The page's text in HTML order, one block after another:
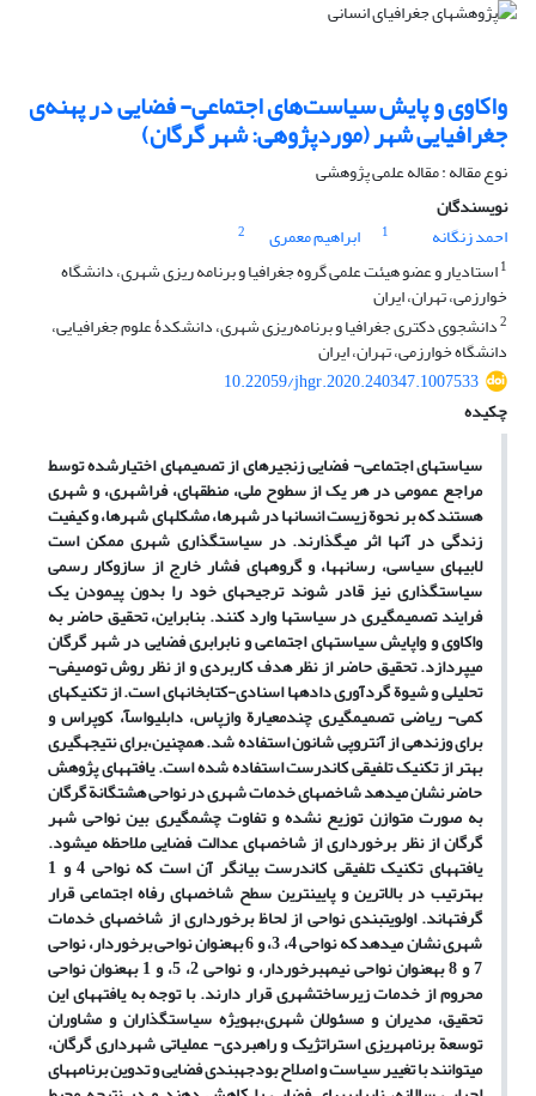
واکاوی و پایش سیاست‌های اجتماعی- فضایی در پهنه‌ی
جغرافیایی شهر (موردپژوهی: شهر گرگان)
نوع مقاله : مقاله علمی پژوهشی
نویسندگان
احمد زنگانه
1 ابراهیم معمری
2
1استادیار و عضو هیئت ‏علمی گروه جغرافیا و برنامه ‏ریزی شهری، دانشگاه
خوارزمی، تهران، ایران
2دانشجوی دکتری جغرافیا و برنامه‌ریزی شهری، دانشکدۀ علوم جغرافیایی،
دانشگاه خوارزمی، تهران، ایران
10.22059/jhgr.2020.240347.1007533
چکیده
سیاست‏های اجتماعی- فضایی زنجیره‏ای از تصمیم‏های اختیارشده توسط
مراجع عمومی در هر یک از سطوح ملی، منطقه‏ای، فراشهری،و شهری
هستند که بر نحوةزیست انسان‏ها در شهرها، مشکل‏های شهرها،و کیفیت
زندگی در آنها اثر می‏گذارند. در سیاستگذاری شهری ممکن است
لابی‏های سیاسی، رسانه‏ها،و گروه‏های فشار خارج از سازوکار رسمی
سیاست‏گذاری نیز قادر شوند ترجیح‏های خود را بدون پیمودن یک
فرایند تصمیم‏گیری در سیاست‏ها وارد کنند.بنابراین،تحقیق حاضر به
واکاوی و واپایش سیاست‏های اجتماعی و نابرابری فضایی در شهر گرگان
می‏پردازد.تحقیقحاضرازنظر هدف کاربردیو از نظر روشتوصیفی-
تحلیلی و شیوةگردآوری داده‏ها اسنادی-کتابخانه‏ای است. از تکنیک‏های
کمی- ریاضی تصمیم‏گیری چندمعیارةوازپاس، دابلیو‏اس‏آ، کوپراس و
برایوزندهی از آنتروپی شانون استفادهشد.همچنین،براینتیجه‏گیری
بهتر از تکنیک تلفیقی کاندرست استفاده شده است.یافته‏های پژوهش
حاضر نشان می‏دهد شاخص‏های خدمات شهری در نواحی هشتگانةگرگان
به صورت متوازن توزیع نشده و تفاوت چشمگیری بین نواحی شهر
گرگان از نظر برخورداری از شاخص‏های عدالت فضایی ملاحظه می‏شود.
یافته‏های تکنیک تلفیقی کاندرست بیانگر آن استکه نواحی 4 و 1
بهترتیب در بالاترین و پایین‏ترین سطح شاخص‏های رفاه اجتماعی قرار
گرفته‏اند. اولویت‏بندی نواحی از لحاظ برخورداری از شاخص‏های خدمات
شهری نشان می‏دهد که نواحی 4، 3 ،و 6 به عنوان نواحی برخوردار، نواحی
7 و 8 به عنوان نواحی نیمه‏برخوردار،و نواحی 2، 5 ،و 1 به عنوان نواحی
محروم از خدمات زیرساخت‏شهری قرار دارند. با توجه به یافته‏های این
تحقیق، مدیران و مسئولن شهری،به‏ویژهسیاست‏گذاران و مشاوران
توسعةبرنامه‏ریزی استراتژیک و راهبردی- عملیاتی شهرداری گرگان،
می‏توانند با تغییر سیاست و اصلاح بودجه‏بندی فضایی و تدوین برنامه‏‏های